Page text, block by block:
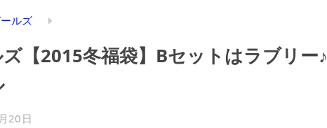
ルズ
【2015冬福袋】Bセットはラブリー♪
20日